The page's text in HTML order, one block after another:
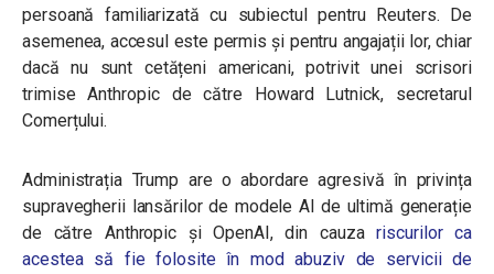
persoană familiarizată cu subiectul pentru Reuters. De
asemenea, accesul este permis și pentru angajații lor, chiar
dacă nu sunt cetățeni americani, potrivit unei scrisori
trimise Anthropic de către Howard Lutnick, secretarul
Comerțului.
Administrația Trump are o abordare agresivă în privința
supravegherii lansărilor de modele AI de ultimă generație
de către Anthropic și OpenAI, din cauzariscurilor ca
acestea să fie folosite în mod abuziv de servicii de